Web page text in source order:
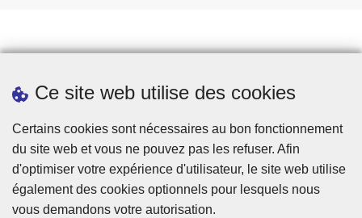
Ce site web utilise des cookies
Certains cookies sont nécessaires au bon fonctionnement
du site web et vous ne pouvez pas les refuser. Afin
d'optimiser votre expérience d'utilisateur, le site web utilise
également des cookies optionnels pour lesquels nous
vous demandons votre autorisation.
Téléchargements
Presse